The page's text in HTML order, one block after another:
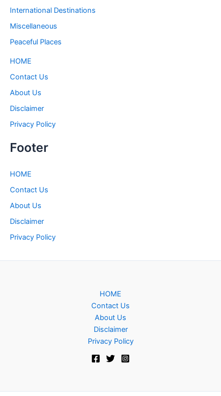
International Destinations
Miscellaneous
Peaceful Places
HOME
Contact Us
About Us
Disclaimer
Privacy Policy
Footer
HOME
Contact Us
About Us
Disclaimer
Privacy Policy
HOME
Contact Us
About Us
Disclaimer
Privacy Policy